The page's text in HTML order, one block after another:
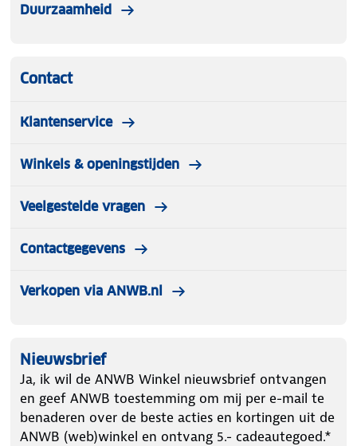
Duurzaamheid
Contact
Klantenservice
Winkels & openingstijden
Veelgestelde vragen
Contactgegevens
Verkopen via ANWB.nl
Nieuwsbrief
Ja, ik wil de ANWB Winkel nieuwsbrief ontvangen
en geef ANWB toestemming om mij per e-mail te
benaderen over de beste acties en kortingen uit de
ANWB (web)winkel en ontvang 5.- cadeautegoed.*